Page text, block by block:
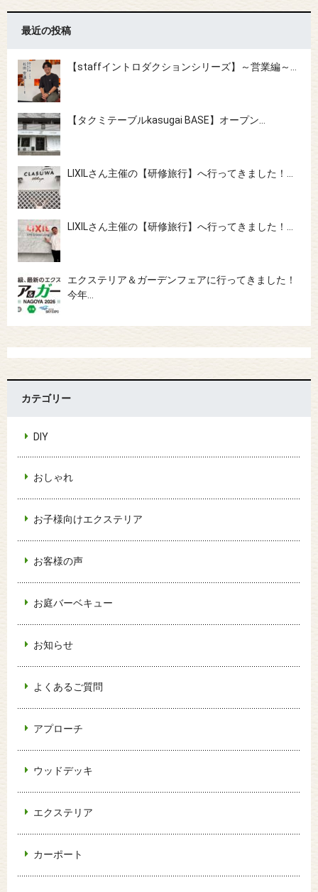
最近の投稿
【staffイントロダクションシリーズ】～営業編～…
【タクミテーブルkasugai BASE】オープン…
LIXILさん主催の【研修旅行】へ行ってきました！…
LIXILさん主催の【研修旅行】へ行ってきました！…
エクステリア＆ガーデンフェアに行ってきました！
今年…
カテゴリー
DIY
おしゃれ
お子様向けエクステリア
お客様の声
お庭バーベキュー
お知らせ
よくあるご質問
アプローチ
ウッドデッキ
エクステリア
カーポート